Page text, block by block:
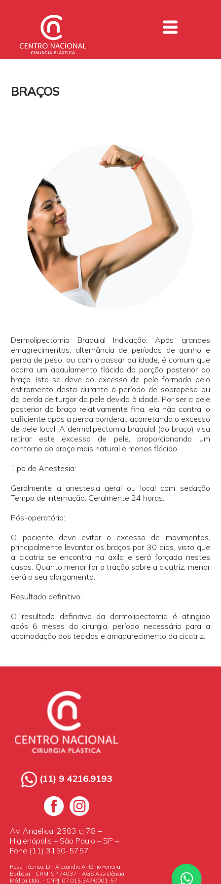
BRAÇOS
Dermolipectomia Braquial Indicação: Após grandes
emagrecimentos, alternância de períodos de ganho e
perda de peso, ou com o passar da idade, é comum que
ocorra um abaulamento flácido da porção posterior do
braço. Isto se deve ao excesso de pele formado pelo
estiramento desta durante o período de sobrepeso ou
da perda de turgor da pele devido à idade. Por ser a pele
posterior do braço relativamente fina, ela não contrai o
suficiente após a perda ponderal, acarretando o excesso
de pele local. A dermolipectomia braquial (do braço) visa
retirar este excesso de pele, proporcionando um
contorno do braço mais natural e menos flácido.
Tipo de Anestesia:
Geralmente a anestesia geral ou local com sedação
Tempo de internação: Geralmente 24 horas.
Pós-operatório:
O paciente deve evitar o excesso de movimentos,
principalmente levantar os braços por 30 dias, visto que
a cicatriz se encontra na axila e será forçada nestes
casos. Quanto menor for a tração sobre a cicatriz, menor
será o seu alargamento.
Resultado definitivo:
O resultado definitivo da dermolipectomia é atingido
após 6 meses da cirurgia, período necessário para a
acomodação dos tecidos e amadurecimento da cicatriz.
(11) 9 4216.9193
Av. Angélica, 2503 cj 78 –
Higienópolis – São Paulo – SP –
Fone (11) 3150-5757
Resp. Técnico: Dr. Alexandre Antônio Ferreira
Barbosa - CRM-SP 74037 - AGS Assistência
Médica Ltda. - CNPJ: 07.015.347/0001-57